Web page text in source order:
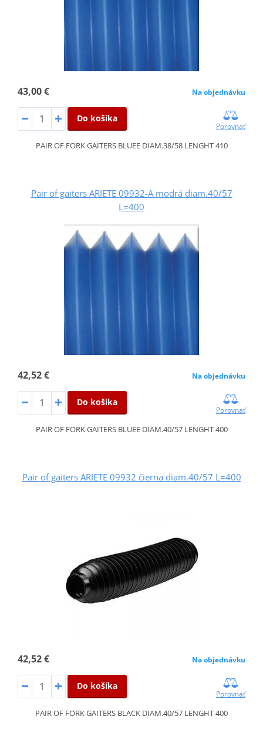
43,00 € Na objednávku
Do košíka
Porovnať
PAIR OF FORK GAITERS BLUEE DIAM.38/58 LENGHT 410
Pair of gaiters ARIETE 09932-A modrá diam.40/57
L=400
42,52 € Na objednávku
Do košíka
Porovnať
PAIR OF FORK GAITERS BLUEE DIAM.40/57 LENGHT 400
Pair of gaiters ARIETE 09932 čierna diam.40/57 L=400
42,52 € Na objednávku
Do košíka
Porovnať
PAIR OF FORK GAITERS BLACK DIAM.40/57 LENGHT 400